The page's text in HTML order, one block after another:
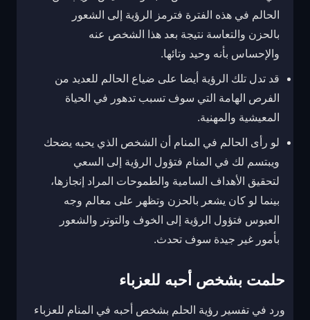
الحالم في هذه الفترة فترمز الرؤية إلى الشعور
بالحزن والتعاسة نتيجة بعد هذا الشخص عنه
والإحساس بأنه وحيد وتائها.
قد تدل تلك الرؤية أيضا على ضياع الحالم للعديد من
الفرص الهامة التي سوف تسبب تدهور في الحياة
المعيشية والمهنية.
لو رأى الحالم في المنام أن الشخص الذي يحبه يضحك
ويبتسم لك في المنام فتؤول الرؤية إلى السعي
لتحقيق الأهداف السامية والطموحات المراد إنجازها،
بينما لو كان يشعر بالحزن وتظهر على معالم وجه
العبوس فتؤول الرؤية إلى الخوف والتوتر والشعور
بأمور غير جيدة سوف تحدث.
حلمت بشخص أحبه للعزباء
ورد في تفسير رؤية الحلم بشخص أحبه في المنام للعزباء